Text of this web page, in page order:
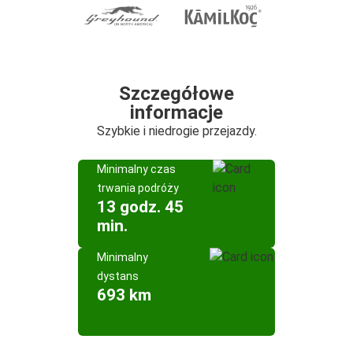
Szczegółowe
informacje
Szybkie i niedrogie przejazdy.
Minimalny czas
trwania podróży
13 godz. 45
min.
Minimalny
dystans
693 km